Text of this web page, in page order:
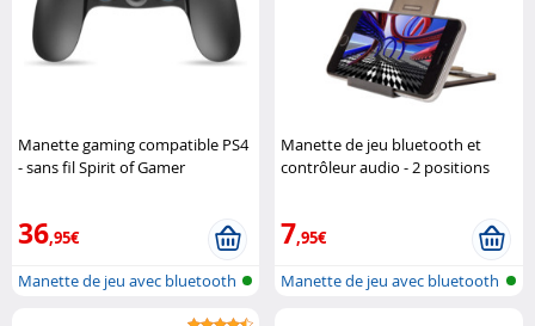
Manette gaming compatible PS4
- sans fil Spirit of Gamer
36,95€
Manette de jeu avec bluetooth
Manette de jeu bluetooth et
contrôleur audio - 2 positions
7,95€
Manette de jeu avec bluetooth